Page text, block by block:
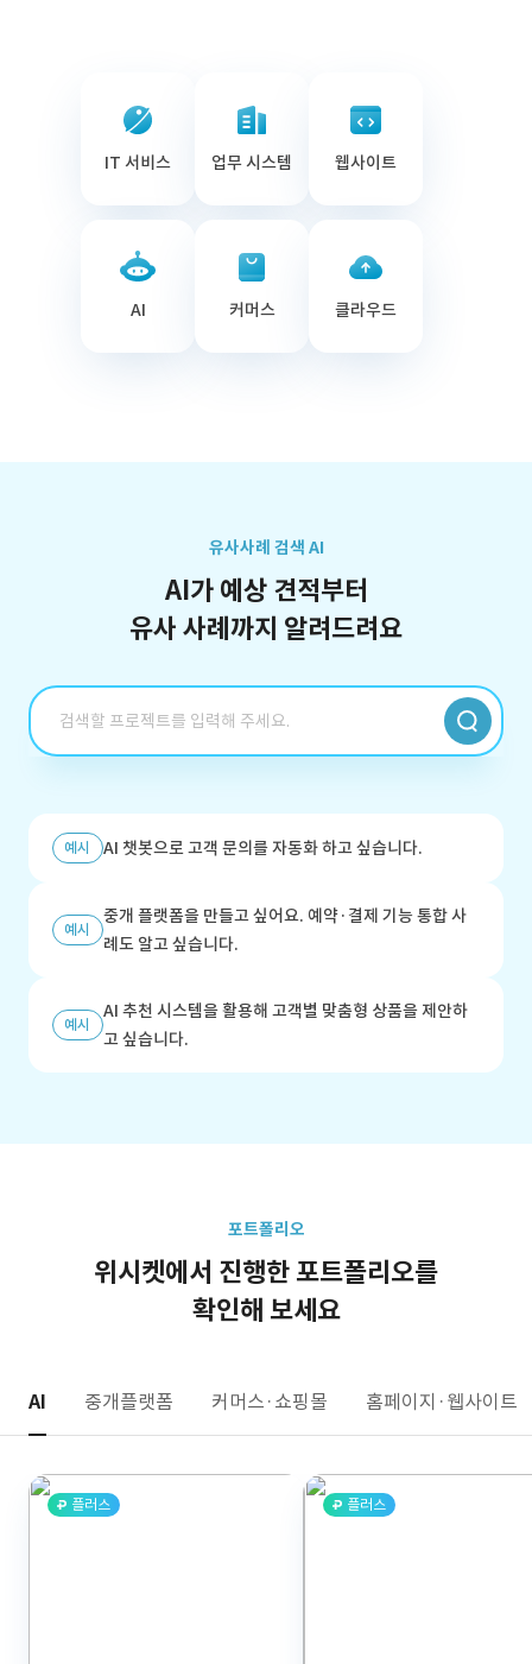
IT 서비스 업무 시스템 웹사이트
AI 커머스 클라우드
유사사례 검색 AI
AI가 예상 견적부터
유사 사례까지 알려드려요
예시 AI 챗봇으로 고객 문의를 자동화 하고 싶습니다.
예시
중개 플랫폼을 만들고 싶어요. 예약·결제 기능 통합 사
례도 알고 싶습니다.
예시
AI 추천 시스템을 활용해 고객별 맞춤형 상품을 제안하
고 싶습니다.
포트폴리오
위시켓에서 진행한 포트폴리오를
확인해 보세요
AI 중개플랫폼 커머스·쇼핑몰 홈페이지·웹사이트
플러스 플러스